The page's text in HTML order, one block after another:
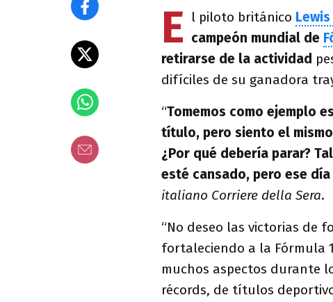
E l piloto británico
campeón mundial de
retirarse de la actividad
difíciles de su ganadora
“Tomemos como ejemplo
título, pero siento el
¿Por qué debería parar?
esté cansado, pero ese
italiano Corriere della Sera.
“No deseo las victorias de
fortaleciendo a la Fórmula
muchos aspectos durante
récords, de títulos